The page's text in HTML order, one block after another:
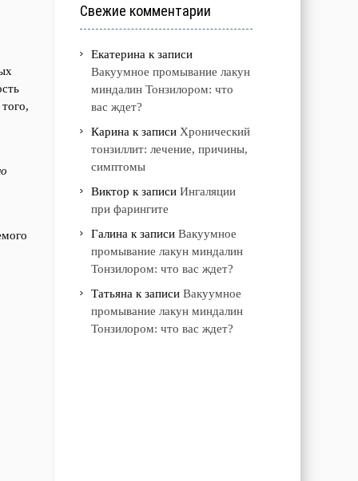
Свежие комментарии
Екатерина к записи
Вакуумное промывание лакун
миндалин Тонзилором: что
вас ждет?
Карина к записи Хронический
тонзиллит: лечение, причины,
симптомы
Виктор к записи Ингаляции
при фарингите
Галина к записи Вакуумное
промывание лакун миндалин
Тонзилором: что вас ждет?
Татьяна к записи Вакуумное
промывание лакун миндалин
Тонзилором: что вас ждет?